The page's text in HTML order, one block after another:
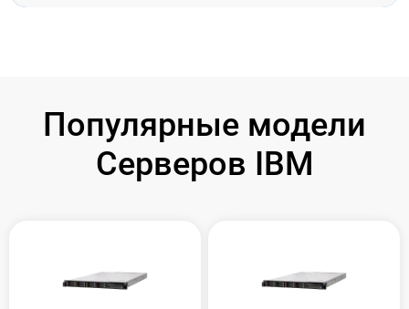
Популярные модели
Серверов IBM